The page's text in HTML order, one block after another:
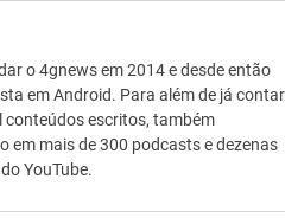
incorreta
informação que procuro
o 4gnews em 2014 e desde então
em Android. Para além de já contar
conteúdos escritos, também
em mais de 300 podcasts e dezenas
YouTube.